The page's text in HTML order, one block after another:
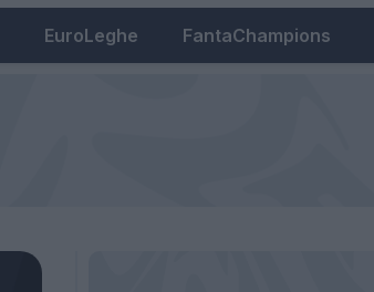
EuroLeghe FantaChampions